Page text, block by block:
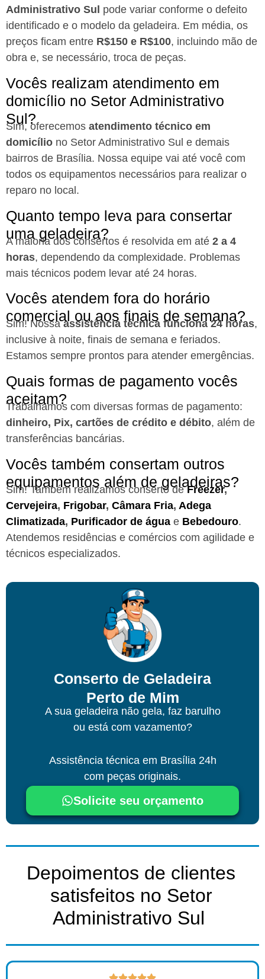
Administrativo Sul pode variar conforme o defeito
identificado e o modelo da geladeira. Em média, os
preços ficam entre R$150 e R$100, incluindo mão de
obra e, se necessário, troca de peças.
Vocês realizam atendimento em
domicílio no Setor Administrativo
Sul?
Sim, oferecemos atendimento técnico em
domicílio no Setor Administrativo Sul e demais
bairros de Brasília. Nossa equipe vai até você com
todos os equipamentos necessários para realizar o
reparo no local.
Quanto tempo leva para consertar
uma geladeira?
A maioria dos consertos é resolvida em até 2 a 4
horas, dependendo da complexidade. Problemas
mais técnicos podem levar até 24 horas.
Vocês atendem fora do horário
comercial ou aos finais de semana?
Sim! Nossaassistência técnica funciona 24 horas,
inclusive à noite, finais de semana e feriados.
Estamos sempre prontos para atender emergências.
Quais formas de pagamento vocês
aceitam?
Trabalhamos com diversas formas de pagamento:
dinheiro, Pix, cartões de crédito e débito, além de
transferências bancárias.
Vocês também consertam outros
equipamentos além de geladeiras?
Sim! Também realizamos conserto deFreezer,
Cervejeira, Frigobar, Câmara Fria, Adega
Climatizada, Purificador de água e Bebedouro.
Atendemos residências e comércios com agilidade e
técnicos especializados.
Conserto de Geladeira
Perto de Mim
A sua geladeira não gela, faz barulho
ou está com vazamento?
Assistência técnica em Brasília24h
com peças originais.
Solicite seu orçamento
Depoimentos de clientes
satisfeitos no Setor
Administrativo Sul ​